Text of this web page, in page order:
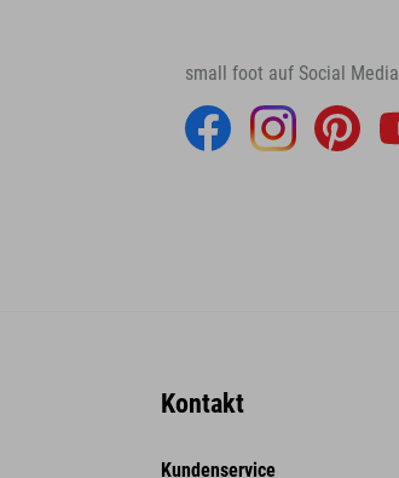
small foot auf Social Media
Kontakt
Kundenservice